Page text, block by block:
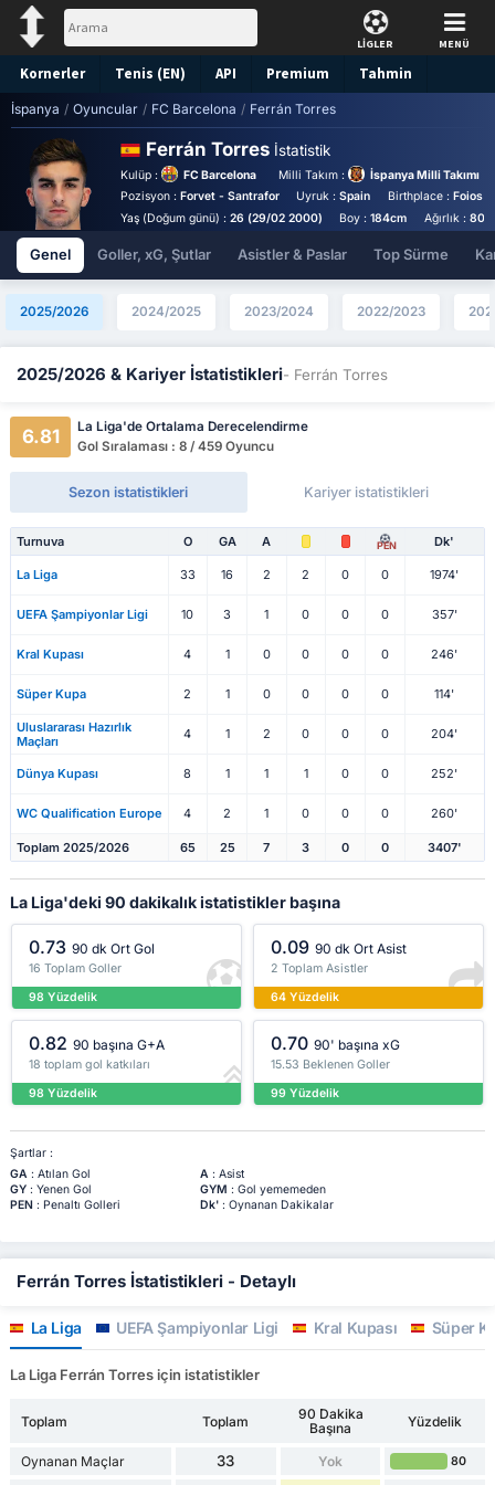
LİGLER MENÜ
Kornerler Tenis (EN) API Premium Tahmin
İspanya / Oyuncular / FC Barcelona / Ferrán Torres
Ferrán Torres İstatistik
Kulüp : FC Barcelona Milli Takım :
İspanya Milli Takımı
Pozisyon : Forvet - Santrafor Uyruk :Spain Birthplace : Foios -
Yaş (Doğum günü) : 26 (29/02 2000) Boy :184cm Ağırlık :
Genel Goller, xG, Şutlar Asistler & Paslar Top Sürme
2025/2026 2024/2025 2023/2024 2022/2023
2025/2026 & Kariyer İstatistikleri- Ferrán Torres
6.81
La Liga'de Ortalama Derecelendirme
Gol Sıralaması : 8 / 459 Oyuncu
Sezon istatistikleri Kariyer istatistikleri
Turnuva O GA A PEN Dk'
La Liga 33 16 2 2 0 0 1974'
UEFA Şampiyonlar Ligi 10 3 1 0 0 0 357'
Kral Kupası 4 1 0 0 0 0 246'
Süper Kupa 2 1 0 0 0 0 114'
Uluslararası Hazırlık
Maçları
4 1 2 0 0 0 204'
Dünya Kupası 8 1 1 1 0 0 252'
WC Qualification Europe 4 2 1 0 0 0 260'
Toplam 2025/2026 65 25 7 3 0 0 3407'
La Liga'deki 90 dakikalık istatistikler başına
0.73 90 dk Ort Gol
16 Toplam Goller
98 Yüzdelik
0.09 90 dk Ort Asist
2 Toplam Asistler
64 Yüzdelik
0.82 90 başına G+A
18 toplam gol katkıları
98 Yüzdelik
0.70 90' başına xG
15.53 Beklenen Goller
99 Yüzdelik
Şartlar :
GA: Atılan Gol A: Asist
GY: Yenen Gol GYM : Gol yememeden
PEN: Penaltı Golleri Dk': Oynanan Dakikalar
Ferrán Torres İstatistikleri - Detaylı
La Liga UEFA Şampiyonlar Ligi Kral Kupası Süper
La Liga Ferrán Torres için istatistikler
Toplam Toplam
90 Dakika
Başına
Yüzdelik
Oynanan Maçlar 33 Yok 80